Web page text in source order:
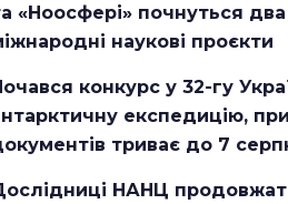
«Ноосфері» почнуться два
наукові проєкти
конкурс у 32-гу
експедицію,
триває до 7
НАНЦ